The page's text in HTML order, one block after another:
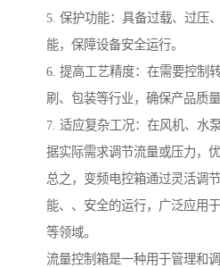
5. 保护功能：具备过载、过压
能，保障设备安全运行。
6. 提高工艺精度：在需要控制
刷、包装等行业，确保产品质量
7. 适应复杂工况：在风机、水
据实际需求调节流量或压力，优
总之，变频电控箱通过灵活调
能、、安全的运行，广泛应用
等领域。
流量控制箱是一种用于管理和